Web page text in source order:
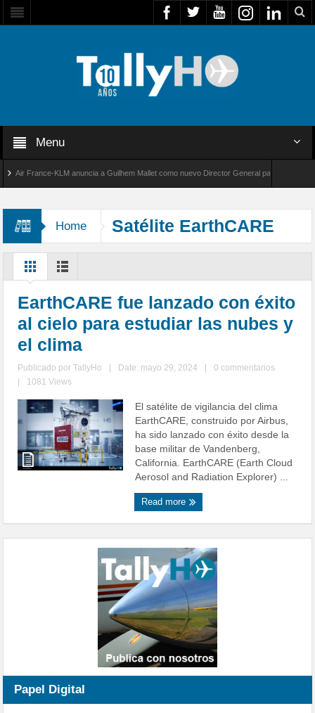
Menu
France-KLM anuncia a Guilhem Mallet como nuevo Director General para América Latina
Home Satélite EarthCARE
EarthCARE fue lanzado con éxito
al cielo para estudiar las nubes y
el clima
Publicado porTallyHo Date: mayo 29, 2024
0 commentarios
1081 Views
El satélite de vigilancia del clima
EarthCARE, construido por Airbus,
ha sido lanzado con éxito desde la
base militar de Vandenberg,
California. EarthCARE (Earth Cloud
Aerosol and Radiation Explorer) ...
Read more
Papel Digital